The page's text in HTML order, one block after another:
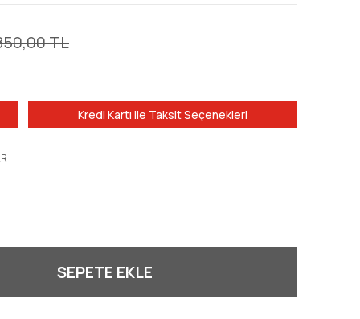
TL
Kredi Kartı ile Taksit Seçenekleri
SEPETE EKLE